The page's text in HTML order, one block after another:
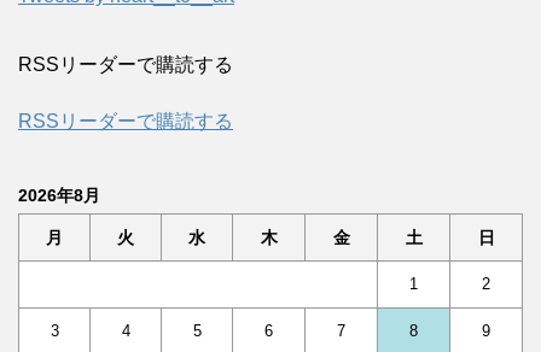
RSSリーダーで購読する
RSSリーダーで購読する
2026年8月
月 火 水 木 金 土 日
1 2
3 4 5 6 7 8 9